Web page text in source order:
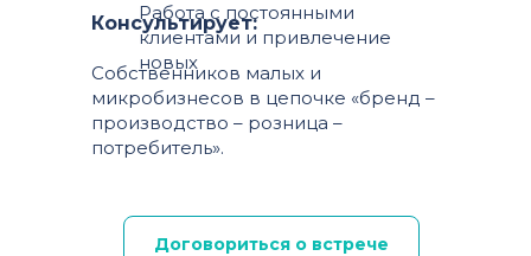
Договориться о встрече
Работа с постоянными
клиентами и привлечение
новых
Консультирует:
Собственников малых и
микробизнесов в цепочке «бренд –
производство – розница –
потребитель».